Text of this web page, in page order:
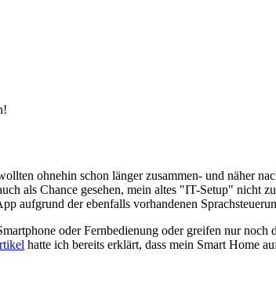
ohnehin schon länger zusammen- und näher
als Chance gesehen, mein altes "IT-Setup" nicht
aufgrund der ebenfalls vorhandenen
oder Fernbedienung oder greifen nur
hatte ich bereits erklärt, dass mein Smart Home